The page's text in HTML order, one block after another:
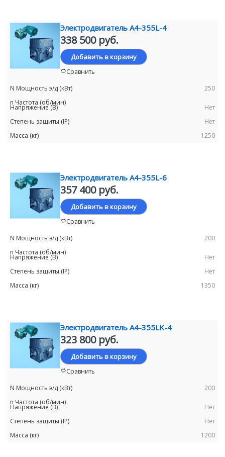
Электродвигатель А4-355L-4
338 500 руб.
Добавить в корзину
Сравнить
250
Нет
Нет
1250
Электродвигатель А4-355L-6
357 400 руб.
Добавить в корзину
Сравнить
200
Нет
Нет
1350
Электродвигатель А4-355LK-4
323 800 руб.
Добавить в корзину
Сравнить
200
Нет
Нет
1200